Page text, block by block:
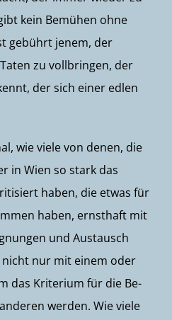
kein Bemühen ohne
gebührt jenem, der
zu vollbringen, der
der sich einer edlen
wie viele von denen, die
in Wien so stark das
haben, die etwas für
haben, ernsthaft mit
und Austausch
nicht nur mit einem oder
das Kriterium für die Be-
werden. Wie viele